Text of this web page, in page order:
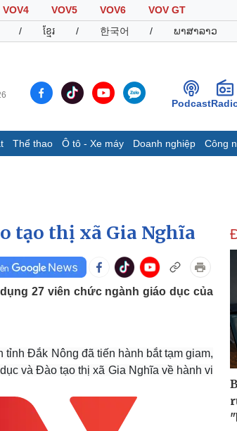
VOV4 VOV5 VOV6
VOV GT
/ ខ្មែរ / 한국어 / ພາສາລາວ
Podcast
Thể thao Ô tô - Xe máy Doanh nghiệp Công
Infographic
Ô tô - Xe máy
Doanh
Thông tin
Doanh
Doanh nhân
Vì cộng
Nghệ sĩ
Thời trang
tạo thị xã Gia Nghĩa
27 viên chức ngành giáo dục của
tỉnh Đắk Nông đã tiến hành bắt tạm giam,
và Đào tạo thị xã Gia Nghĩa về hành vi